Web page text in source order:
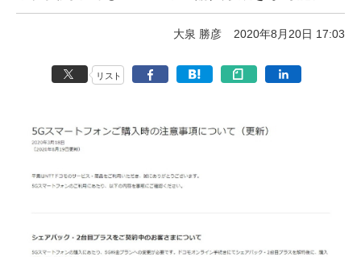
大泉 勝彦 2020年8月20日 17:03
リスト